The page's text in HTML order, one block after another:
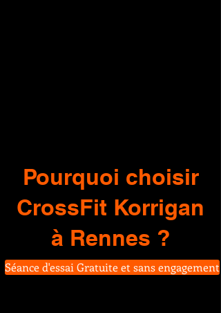
Pourquoi choisir
CrossFit Korrigan
à Rennes ?
Séance d'essai Gratuite et sans engagement